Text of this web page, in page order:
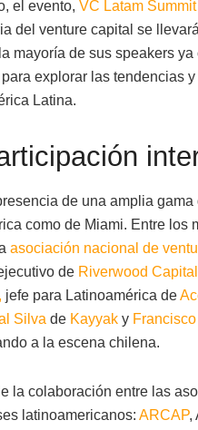
el evento, VC Latam
del venture capital se
mayoría de sus speakers
explorar las tendencias
Latina.
de una amplia
como de Miami. Entre los
asociación nacional de
de Riverwood
jefe para Latinoamérica de
Silva de Kayyaky
a la escena chilena.
la colaboración entre las
latinoamericanos: ARCAP,